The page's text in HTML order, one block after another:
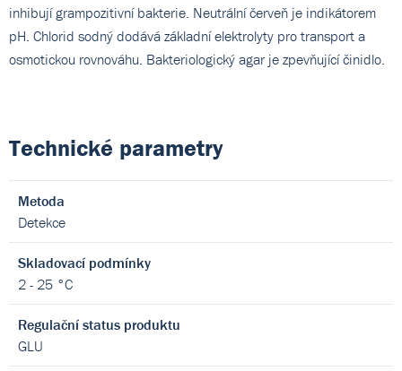
inhibují grampozitivní bakterie. Neutrální červeň je indikátorem
pH. Chlorid sodný dodává základní elektrolyty pro transport a
osmotickou rovnováhu. Bakteriologický agar je zpevňující činidlo.
Technické parametry
Metoda
Detekce
Skladovací podmínky
2 - 25 °C
Regulační status produktu
GLU